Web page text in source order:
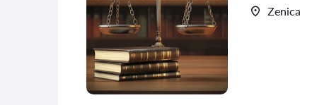
Zenica